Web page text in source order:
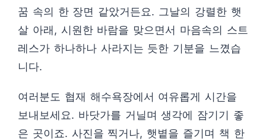
꿈 속의 한 장면 같았거든요. 그날의 강렬한 햇
살 아래, 시원한 바람을 맞으면서 마음속의 스트
레스가 하나하나 사라지는 듯한 기분을 느꼈습
니다.
여러분도 협재 해수욕장에서 여유롭게 시간을
보내보세요. 바닷가를 거닐며 생각에 잠기기 좋
은 곳이죠. 사진을 찍거나, 햇볕을 즐기며 책 한